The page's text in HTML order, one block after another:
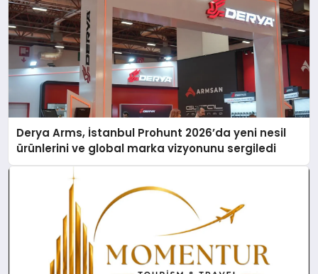
Derya Arms, İstanbul Prohunt 2026’da yeni nesil
ürünlerini ve global marka vizyonunu sergiledi